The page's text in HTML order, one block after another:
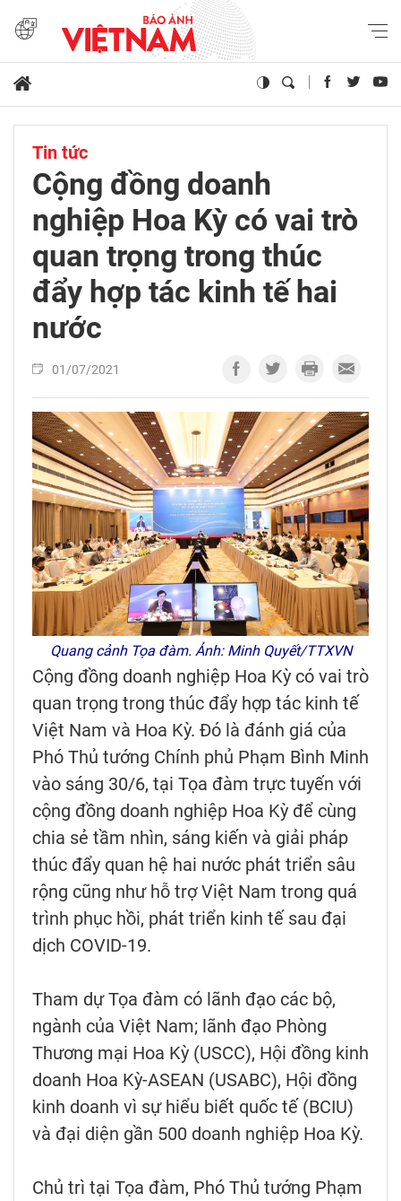
Tin tức
Cộng đồng doanh
nghiệp Hoa Kỳ có vai trò
quan trọng trong thúc
đẩy hợp tác kinh tế hai
nước
01/07/2021
Quang cảnh Tọa đàm. Ảnh: Minh Quyết/TTXVN
Cộng đồng doanh nghiệp Hoa Kỳ có vai trò
quan trọng trong thúc đẩy hợp tác kinh tế
Việt Nam và Hoa Kỳ. Đó là đánh giá của
Phó Thủ tướng Chính phủ Phạm Bình Minh
vào sáng 30/6, tại Tọa đàm trực tuyến với
cộng đồng doanh nghiệp Hoa Kỳ để cùng
chia sẻ tầm nhìn, sáng kiến và giải pháp
thúc đẩy quan hệ hai nước phát triển sâu
rộng cũng như hỗ trợ Việt Nam trong quá
trình phục hồi, phát triển kinh tế sau đại
dịch COVID-19.
Tham dự Tọa đàm có lãnh đạo các bộ,
ngành của Việt Nam; lãnh đạo Phòng
Thương mại Hoa Kỳ (USCC), Hội đồng kinh
doanh Hoa Kỳ-ASEAN (USABC), Hội đồng
kinh doanh vì sự hiểu biết quốc tế (BCIU)
và đại diện gần 500 doanh nghiệp Hoa Kỳ.
Chủ trì tại Tọa đàm, Phó Thủ tướng Phạm